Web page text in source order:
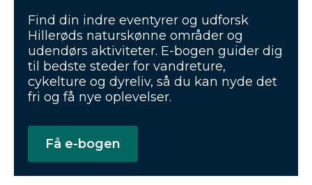
Find din indre eventyrer og udforsk
Hillerøds naturskønne områder og
udendørs aktiviteter. E-bogen guider dig
til bedste steder for vandreture,
cykelture og dyreliv, så du kan nyde det
fri og få nye oplevelser.
Få e-bogen